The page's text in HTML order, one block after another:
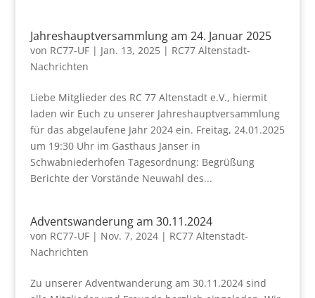
Jahreshauptversammlung am 24. Januar 2025
von RC77-UF| Jan. 13, 2025| RC77 Altenstadt-
Nachrichten
Liebe Mitglieder des RC 77 Altenstadt e.V., hiermit
laden wir Euch zu unserer Jahreshauptversammlung
für das abgelaufene Jahr 2024 ein. Freitag, 24.01.2025
um 19:30 Uhr im Gasthaus Janser in
Schwabniederhofen Tagesordnung: Begrüßung
Berichte der Vorstände Neuwahl des...
Adventswanderung am 30.11.2024
von RC77-UF| Nov. 7, 2024| RC77 Altenstadt-
Nachrichten
Zu unserer Adventwanderung am 30.11.2024 sind